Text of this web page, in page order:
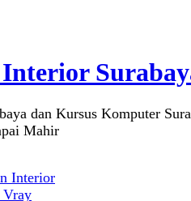
dan Kursus Komputer
Mahir
Interior
Vray